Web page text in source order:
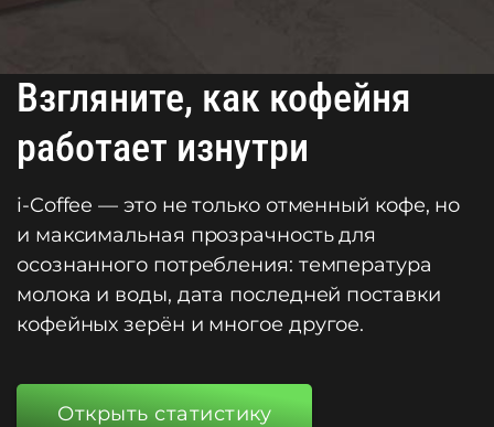
Взгляните, как кофейня
работает изнутри
i-Coffee — это не только отменный кофе, но
и максимальная прозрачность для
осознанного потребления: температура
молока и воды, дата последней поставки
кофейных зерён и многое другое.
Открыть статистику